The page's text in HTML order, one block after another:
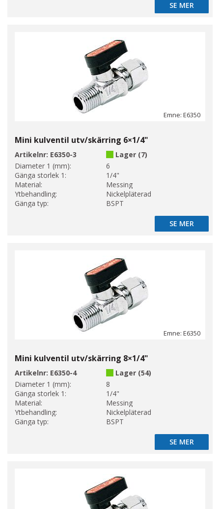
SE MER
SE MER
Emne: E6350
Mini kulventil utv/skärring 6×1/4"
Artikelnr: E6350-3
Lager (7)
Diameter 1 (mm):
6
Gänga storlek 1:
1/4"
Material:
Messing
Ytbehandling:
Nickelpläterad
Gänga typ:
BSPT
SE MER
SE MER
Emne: E6350
Mini kulventil utv/skärring 8×1/4"
Artikelnr: E6350-4
Lager (54)
Diameter 1 (mm):
8
Gänga storlek 1:
1/4"
Material:
Messing
Ytbehandling:
Nickelpläterad
Gänga typ:
BSPT
SE MER
SE MER